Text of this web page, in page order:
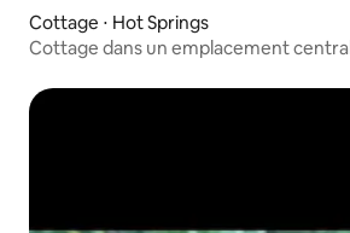
Cottage ⋅ Hot Springs
Cottage dans un emplacement central